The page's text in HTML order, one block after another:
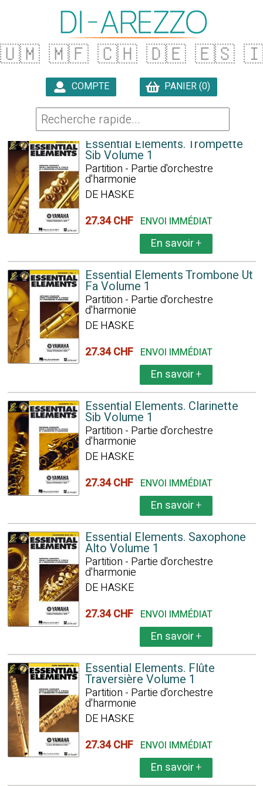
🇺🇲 🇲🇫 🇨🇭 🇩🇪 🇪🇸
COMPTE PANIER (0)
1786 ARTICLES TROUVÉS
Essential Elements. Trompette
Sib Volume 1
Partition - Partie d'orchestre
d'harmonie
DE HASKE
27.34 CHF ENVOI IMMÉDIAT
En savoir+
Essential Elements Trombone Ut
Fa Volume 1
Partition - Partie d'orchestre
d'harmonie
DE HASKE
27.34 CHF ENVOI IMMÉDIAT
En savoir+
Essential Elements. Clarinette
Sib Volume 1
Partition - Partie d'orchestre
d'harmonie
DE HASKE
27.34 CHF ENVOI IMMÉDIAT
En savoir+
Essential Elements. Saxophone
Alto Volume 1
Partition - Partie d'orchestre
d'harmonie
DE HASKE
27.34 CHF ENVOI IMMÉDIAT
En savoir+
Essential Elements. Flûte
Traversière Volume 1
Partition - Partie d'orchestre
d'harmonie
DE HASKE
27.34 CHF ENVOI IMMÉDIAT
En savoir+